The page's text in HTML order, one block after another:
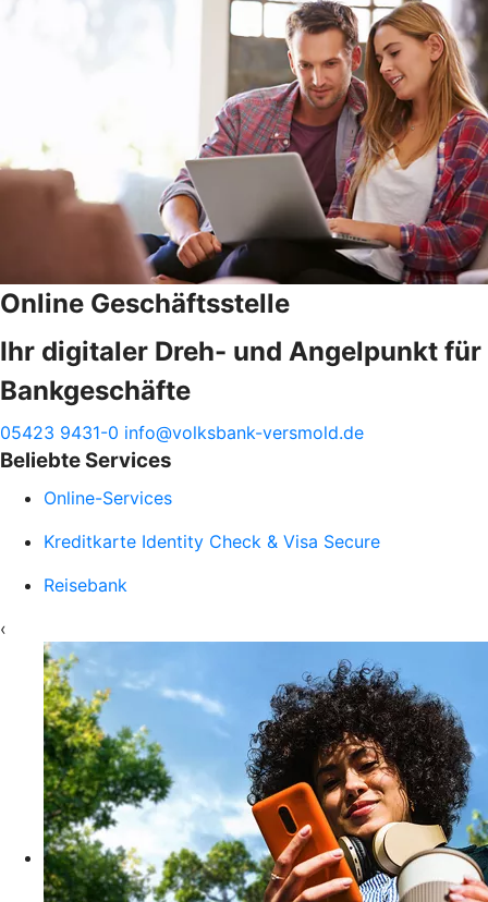
Online Geschäftsstelle
Ihr digitaler Dreh- und Angelpunkt für
Bankgeschäfte
05423 9431-0 info@volksbank-versmold.de
Beliebte Services
Online-Services
Kreditkarte Identity Check & Visa Secure
Reisebank
‹